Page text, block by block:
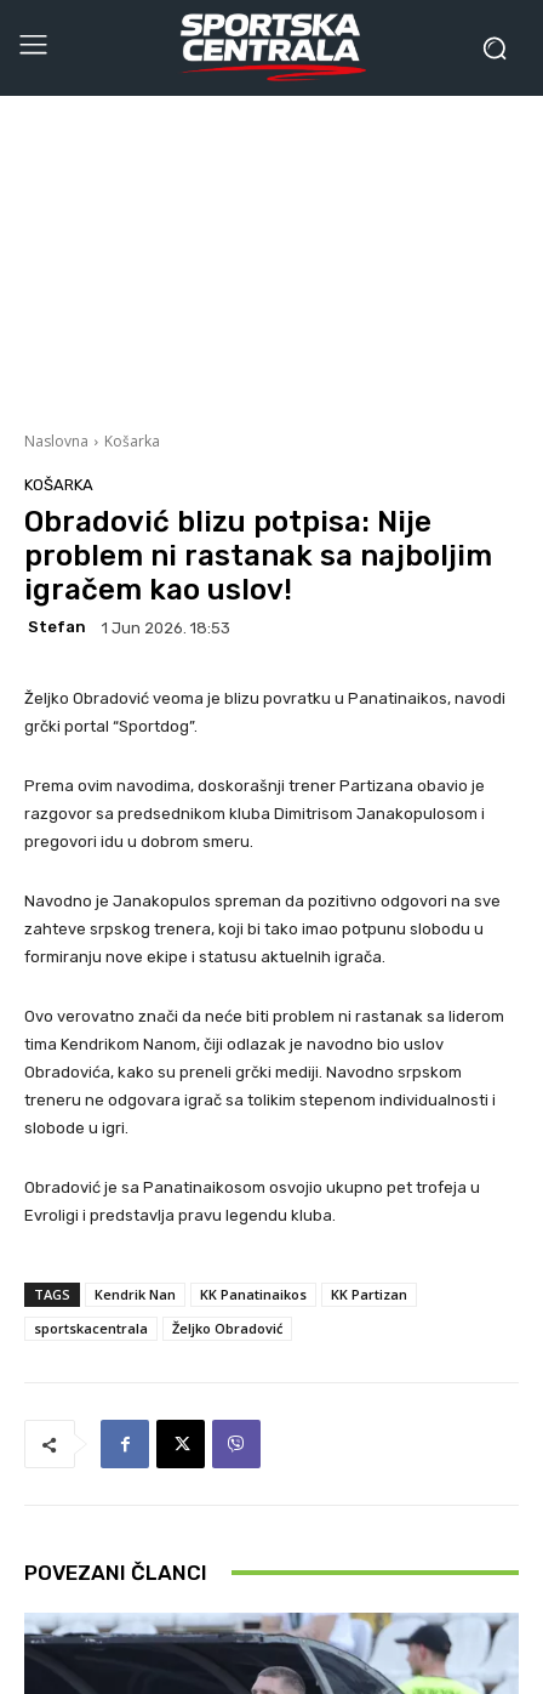
Naslovna Košarka
KOŠARKA
Obradović blizu potpisa: Nije
problem ni rastanak sa najboljim
igračem kao uslov!
Stefan 1 Jun 2026. 18:53
Željko Obradović veoma je blizu povratku u Panatinaikos, navodi
grčki portal “Sportdog”.
Prema ovim navodima, doskorašnji trener Partizana obavio je
razgovor sa predsednikom kluba Dimitrisom Janakopulosom i
pregovori idu u dobrom smeru.
Navodno je Janakopulos spreman da pozitivno odgovori na sve
zahteve srpskog trenera, koji bi tako imao potpunu slobodu u
formiranju nove ekipe i statusu aktuelnih igrača.
Ovo verovatno znači da neće biti problem ni rastanak sa liderom
tima Kendrikom Nanom, čiji odlazak je navodno bio uslov
Obradovića, kako su preneli grčki mediji. Navodno srpskom
treneru ne odgovara igrač sa tolikim stepenom individualnosti i
slobode u igri.
Obradović je sa Panatinaikosom osvojio ukupno pet trofeja u
Evroligi i predstavlja pravu legendu kluba.
TAGS Kendrik Nan KK Panatinaikos
KK Partizan
sportskacentrala
Željko Obradović
POVEZANI ČLANCI